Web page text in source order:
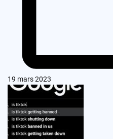
19 mars 2023